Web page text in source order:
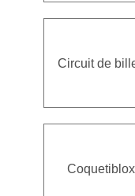
Circuit de
Coquetiblox